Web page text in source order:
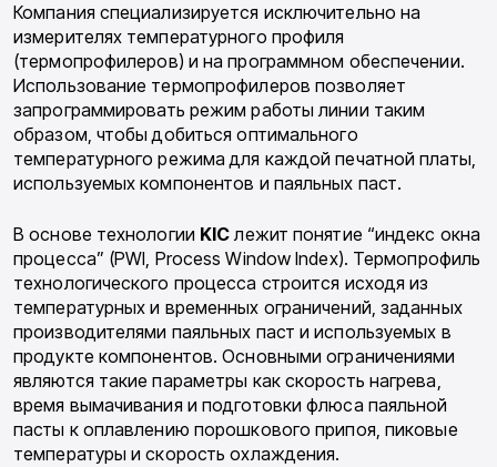
Компания специализируется исключительно на
измерителях температурного профиля
(термопрофилеров) и на программном обеспечении.
Использование термопрофилеров позволяет
запрограммировать режим работы линии таким
образом, чтобы добиться оптимального
температурного режима для каждой печатной платы,
используемых компонентов и паяльных паст.
В основе технологии KICлежит понятие “индекс окна
процесса” (PWI, Process Window Index). Термопрофиль
технологического процесса строится исходя из
температурных и временных ограничений, заданных
производителями паяльных паст и используемых в
продукте компонентов. Основными ограничениями
являются такие параметры как скорость нагрева,
время вымачивания и подготовки флюса паяльной
пасты к оплавлению порошкового припоя, пиковые
температуры и скорость охлаждения.